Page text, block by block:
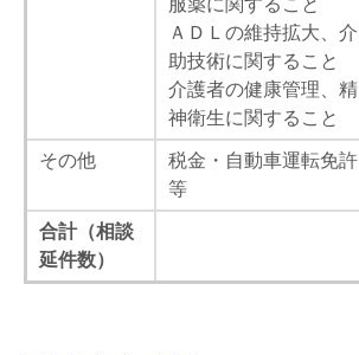
服薬に関すること
ＡＤＬの維持拡大、介
助技術に関すること
介護者の健康管理、精
神衛生に関すること
その他
税金・自動車運転免許
等
合計（相談
延件数）